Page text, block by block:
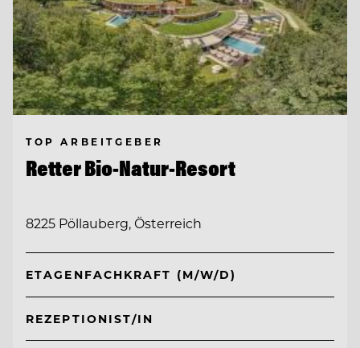
TOP ARBEITGEBER
Retter Bio-Natur-Resort
8225 Pöllauberg, Österreich
ETAGENFACHKRAFT (M/W/D)
REZEPTIONIST/IN